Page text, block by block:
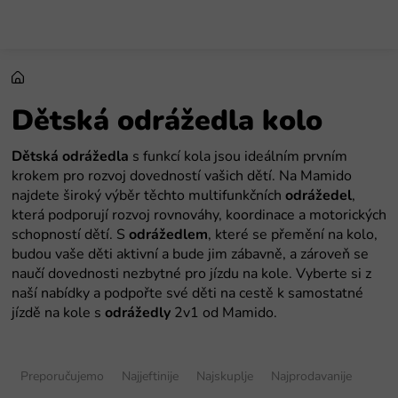
Dětská odrážedla kolo
Dětská odrážedla s funkcí kola jsou ideálním prvním
krokem pro rozvoj dovedností vašich dětí. Na Mamido
najdete široký výběr těchto multifunkčních odrážedel,
která podporují rozvoj rovnováhy, koordinace a motorických
schopností dětí. S odrážedlem, které se přemění na kolo,
budou vaše děti aktivní a bude jim zábavně, a zároveň se
naučí dovednosti nezbytné pro jízdu na kole. Vyberte si z
naší nabídky a podpořte své děti na cestě k samostatné
jízdě na kole s odrážedly 2v1 od Mamido.
Preporučujemo Najjeftinije Najskuplje Najprodavanije